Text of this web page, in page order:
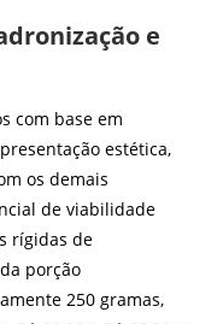
e
com base em
estética,
os demais
de viabilidade
rígidas de
porção
250 gramas,